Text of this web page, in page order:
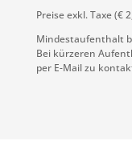
Preise exkl. Taxe (€
Mindestaufenthalt
Bei kürzeren
per E-Mail zu